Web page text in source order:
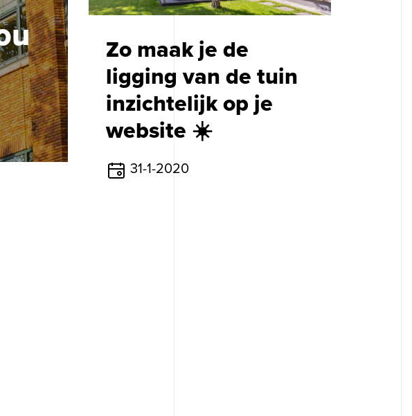
Zo maak je de
ligging van de tuin
inzichtelijk op je
website ☀️
31-1-2020